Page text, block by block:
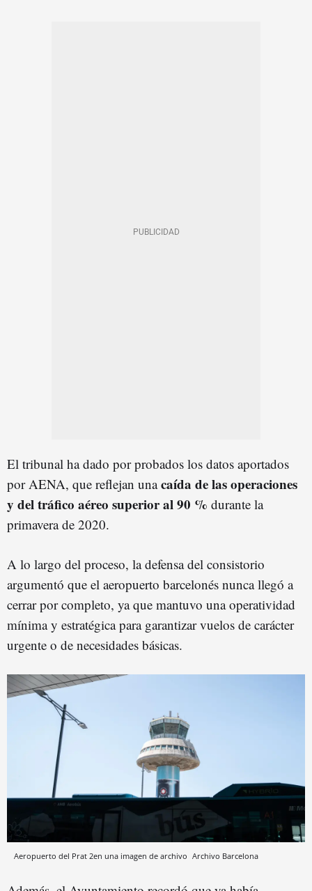
El tribunal ha dado por probados los datos aportados
por AENA, que reflejan unacaída de las operaciones
y del tráfico aéreo superior al 90 % durante la
primavera de 2020.
A lo largo del proceso, la defensa del consistorio
argumentó que el aeropuerto barcelonés nunca llegó a
cerrar por completo, ya que mantuvo una operatividad
mínima y estratégica para garantizar vuelos de carácter
urgente o de necesidades básicas.
Aeropuerto del Prat 2en una imagen de archivo Archivo Barcelona